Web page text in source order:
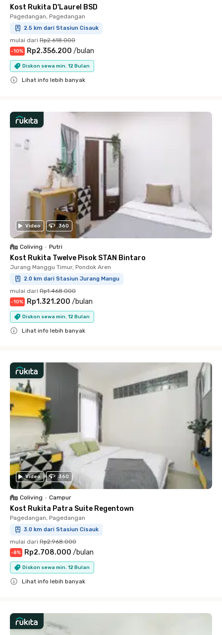
Kost Rukita D'Laurel BSD
Pagedangan, Pagedangan
2.5 km dari Stasiun Cisauk
mulai dari Rp2.618.000
-10% Rp2.356.200 /bulan
Diskon sewa min. 12 Bulan
Lihat info lebih banyak
Video 360
Coliving • Putri
Kost Rukita Twelve Pisok STAN Bintaro
Jurang Manggu Timur, Pondok Aren
2.0 km dari Stasiun Jurang Mangu
mulai dari Rp1.468.000
-10% Rp1.321.200 /bulan
Diskon sewa min. 12 Bulan
Lihat info lebih banyak
Video 360
Coliving • Campur
Kost Rukita Patra Suite Regentown
Pagedangan, Pagedangan
3.0 km dari Stasiun Cisauk
mulai dari Rp2.968.000
-8% Rp2.708.000 /bulan
Diskon sewa min. 12 Bulan
Lihat info lebih banyak